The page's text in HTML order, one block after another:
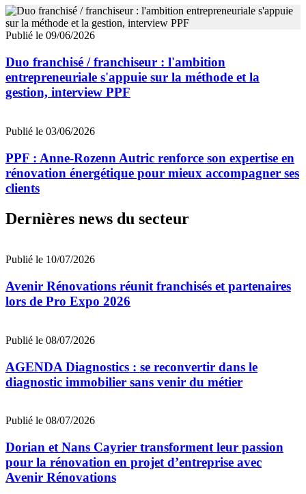
Publié le 09/06/2026
Duo franchisé / franchiseur : l'ambition
entrepreneuriale s'appuie sur la méthode et la
gestion, interview PPF
Publié le 03/06/2026
PPF : Anne-Rozenn Autric renforce son expertise en
rénovation énergétique pour mieux accompagner ses
clients
Dernières news du secteur
Publié le 10/07/2026
Avenir Rénovations réunit franchisés et partenaires
lors de Pro Expo 2026
Publié le 08/07/2026
AGENDA Diagnostics : se reconvertir dans le
diagnostic immobilier sans venir du métier
Publié le 08/07/2026
Dorian et Nans Cayrier transforment leur passion
pour la rénovation en projet d’entreprise avec
Avenir Rénovations